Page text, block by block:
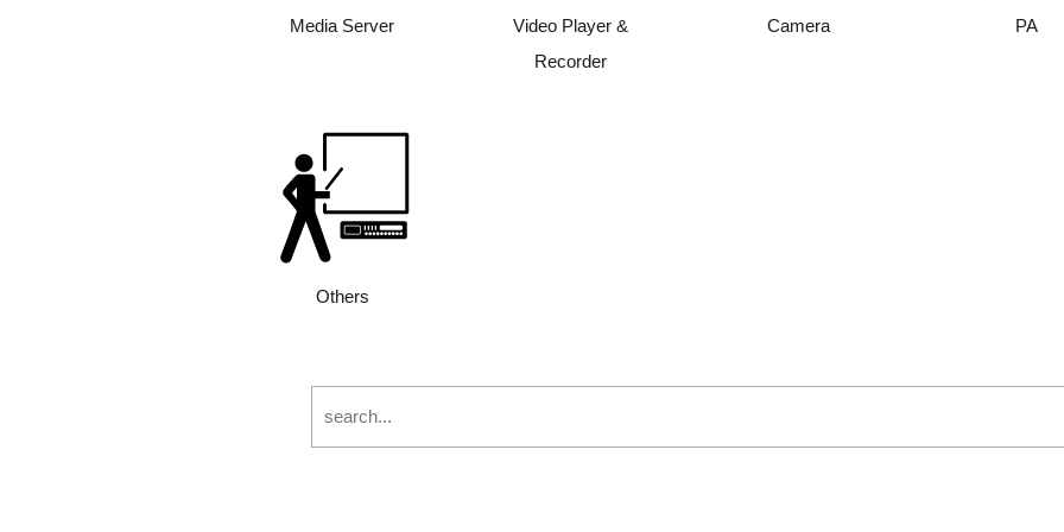
Media Server
Video Player &
Recorder
Camera PA
Others